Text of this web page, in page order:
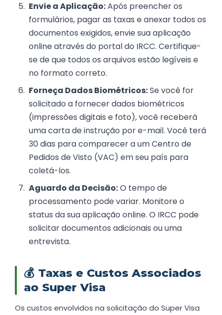
Envie a Aplicação:Após preencher os
formulários, pagar as taxas e anexar todos os
documentos exigidos, envie sua aplicação
online através do portal do IRCC. Certifique-
se de que todos os arquivos estão legíveis e
no formato correto.
Forneça Dados Biométricos:Se você for
solicitado a fornecer dados biométricos
(impressões digitais e foto), você receberá
uma carta de instrução por e-mail. Você terá
30 dias para comparecer a um Centro de
Pedidos de Visto (VAC) em seu país para
coletá-los.
Aguardo da Decisão:O tempo de
processamento pode variar. Monitore o
status da sua aplicação online. O IRCC pode
solicitar documentos adicionais ou uma
entrevista.
💰 Taxas e Custos Associados
ao Super Visa
Os custos envolvidos na solicitação do Super Visa